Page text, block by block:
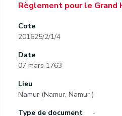
Règlement pour le Grand
Cote
201625/2/1/4
Date
07 mars 1763
Lieu
Namur (Namur, Namur )
Type de document
-